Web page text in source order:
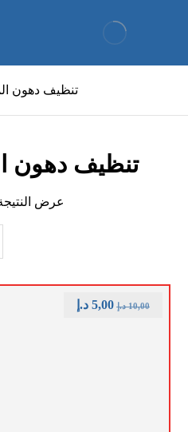
تنظيف دهون
تنظيف دهون
عرض
10,00 د.إ 5,00 د.إ